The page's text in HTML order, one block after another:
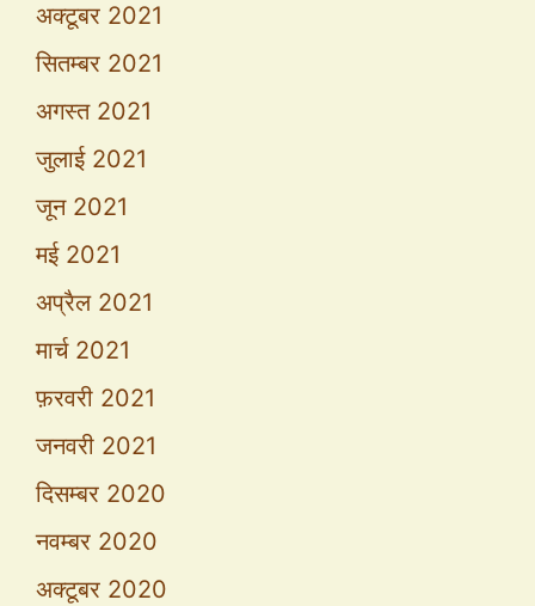
अक्टूबर 2021
सितम्बर 2021
अगस्त 2021
जुलाई 2021
जून 2021
मई 2021
अप्रैल 2021
मार्च 2021
फ़रवरी 2021
जनवरी 2021
दिसम्बर 2020
नवम्बर 2020
अक्टूबर 2020